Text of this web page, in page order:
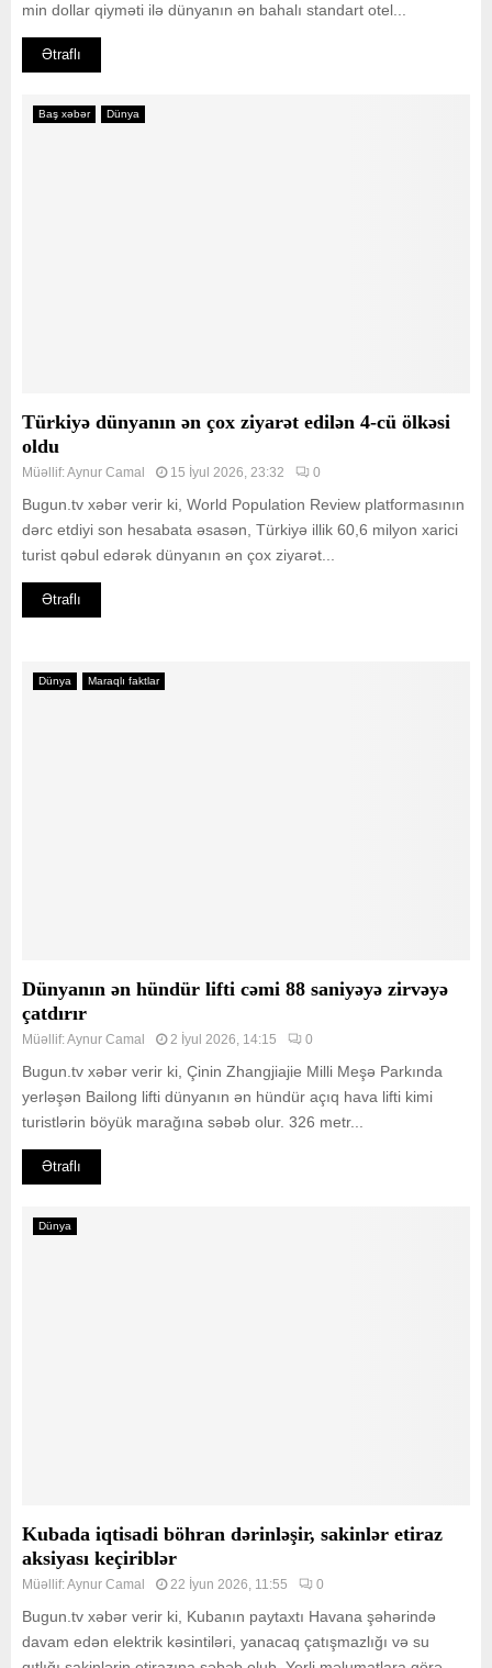
min dollar qiyməti ilə dünyanın ən bahalı standart otel...
Ətraflı
Baş xəbər Dünya
Türkiyə dünyanın ən çox ziyarət edilən 4-cü ölkəsi
oldu
Müəllif:Aynur Camal 15 İyul 2026, 23:32 0
Bugun.tv xəbər verir ki, World Population Review platformasının
dərc etdiyi son hesabata əsasən, Türkiyə illik 60,6 milyon xarici
turist qəbul edərək dünyanın ən çox ziyarət...
Ətraflı
Dünya Maraqlı faktlar
Dünyanın ən hündür lifti cəmi 88 saniyəyə zirvəyə
çatdırır
Müəllif:Aynur Camal 2 İyul 2026, 14:15 0
Bugun.tv xəbər verir ki, Çinin Zhangjiajie Milli Meşə Parkında
yerləşən Bailong lifti dünyanın ən hündür açıq hava lifti kimi
turistlərin böyük marağına səbəb olur. 326 metr...
Ətraflı
Dünya
Kubada iqtisadi böhran dərinləşir, sakinlər etiraz
aksiyası keçiriblər
Müəllif:Aynur Camal 22 İyun 2026, 11:55 0
Bugun.tv xəbər verir ki, Kubanın paytaxtı Havana şəhərində
davam edən elektrik kəsintiləri, yanacaq çatışmazlığı və su